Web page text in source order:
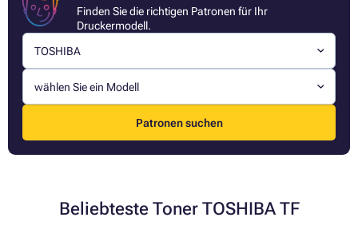
Finden Sie die richtigen Patronen für Ihr
Druckermodell.
TOSHIBA
wählen Sie ein Modell
Patronen suchen
Beliebteste Toner TOSHIBA TF